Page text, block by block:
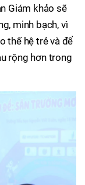
Giám khảo sẽ
minh bạch, vì
thế hệ trẻ và để
rộng hơn trong